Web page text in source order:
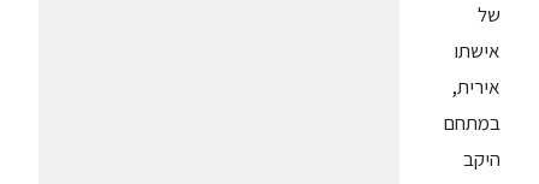
של
אישתו
אירית,
במתחם
היקב